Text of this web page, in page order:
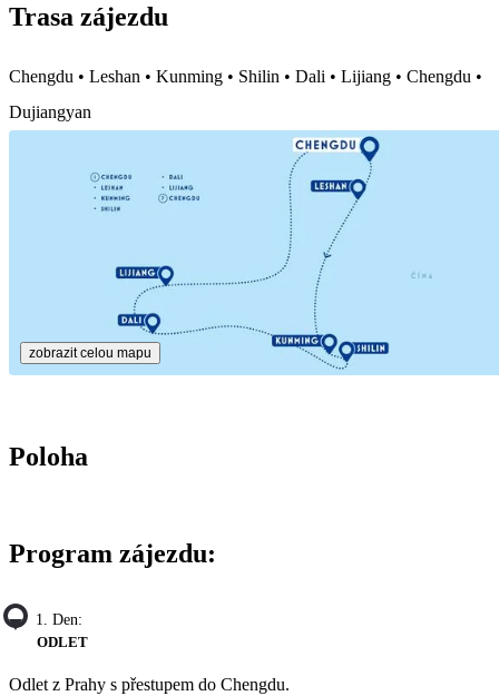
Trasa zájezdu
Chengdu • Leshan • Kunming • Shilin • Dali • Lijiang • Chengdu •
Dujiangyan
zobrazit celou mapu
Poloha
Program zájezdu:
1. Den:
ODLET
Odlet z Prahy s přestupem do Chengdu.